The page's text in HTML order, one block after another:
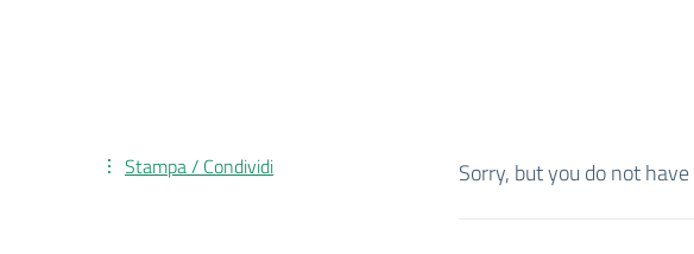
Sorry, but you do not
Stampa / Condividi